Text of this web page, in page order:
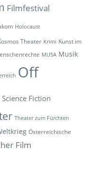
Filmfestival
Holocaust
Theater Krimi Kunst im
MUSA Musik
Off
Science Fiction
Theater zum Fürchten
Österreichische
Film